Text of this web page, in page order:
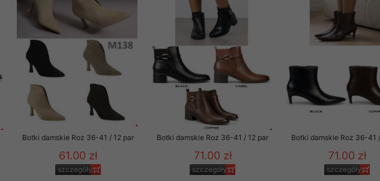
Botki damskie Roz 36-41 / 12 par
61.00 zł
szczegóły
Botki damskie Roz 36-41 / 12 par
71.00 zł
szczegóły
Botki damskie Roz 36-41
71.00 zł
szczegóły